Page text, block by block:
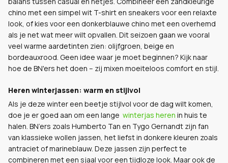
chino met een simpel wit T-shirt en sneakers voor een relaxte
look, of kies voor een donkerblauwe chino met een overhemd
als je net wat meer wilt opvallen. Dit seizoen gaan we vooral
veel warme aardetinten zien: olijfgroen, beige en
bordeauxrood. Geen idee waar je moet beginnen? Kijk naar
hoe de BN'ers het doen – zij mixen moeiteloos comfort en stijl.
Heren winterjassen: warm en stijlvol
Als je deze winter een beetje stijlvol voor de dag wilt komen,
doe je er goed aan om een lange winterjas heren in huis te
halen. BN’ers zoals Humberto Tan en Tygo Gernandt zijn fan
van klassieke wollen jassen, het liefst in donkere kleuren zoals
antraciet of marineblauw. Deze jassen zijn perfect te
combineren met een sjaal voor een tijdloze look. Maar ook de